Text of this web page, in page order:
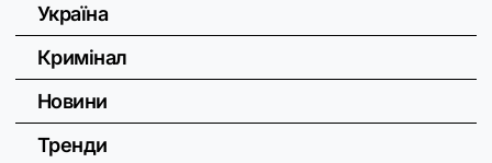
Україна
Кримінал
Новини
Тренди